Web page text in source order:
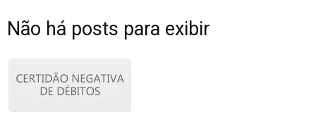
Não há posts para exibir